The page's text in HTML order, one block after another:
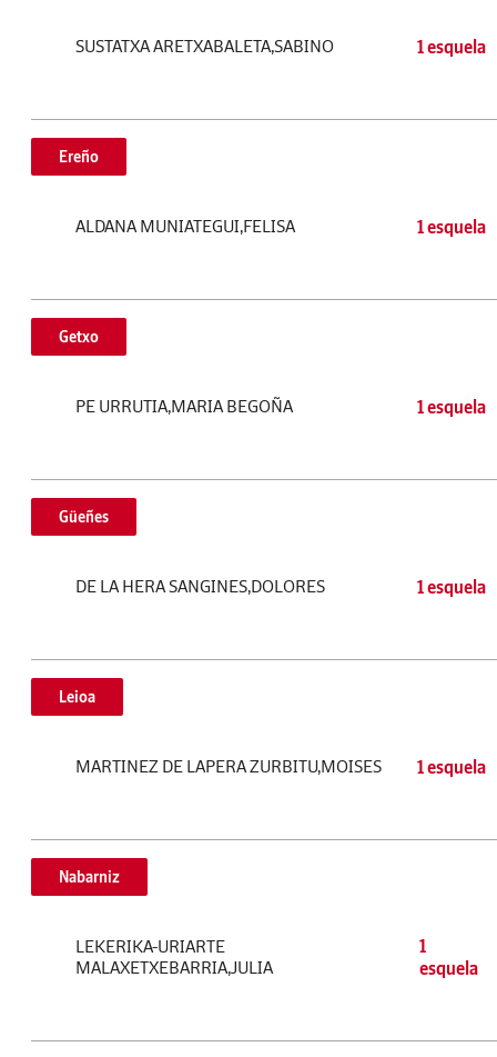
SUSTATXA ARETXABALETA,SABINO 1 esquela
Ereño
ALDANA MUNIATEGUI,FELISA 1 esquela
Getxo
PE URRUTIA,MARIA BEGOÑA 1 esquela
Güeñes
DE LA HERA SANGINES,DOLORES 1 esquela
Leioa
MARTINEZ DE LAPERA ZURBITU,MOISES 1 esquela
Nabarniz
LEKERIKA-URIARTE
MALAXETXEBARRIA,JULIA
1
esquela